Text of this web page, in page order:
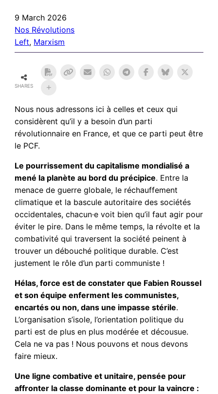
9 March 2026
Nos Révolutions
Left, Marxism
SHARES
Nous nous adressons ici à celles et ceux qui
considèrent qu’il y a besoin d’un parti
révolutionnaire en France, et que ce parti peut être
le PCF.
Le pourrissement du capitalisme mondialisé a
mené la planète au bord du précipice. Entre la
menace de guerre globale, le réchauffement
climatique et la bascule autoritaire des sociétés
occidentales, chacun·e voit bien qu’il faut agir pour
éviter le pire. Dans le même temps, la révolte et la
combativité qui traversent la société peinent à
trouver un débouché politique durable. C’est
justement le rôle d’un parti communiste !
Hélas, force est de constater que Fabien Roussel
et son équipe enferment les communistes,
encartés ou non, dans une impasse stérile.
L’organisation s’isole, l’orientation politique du
parti est de plus en plus modérée et décousue.
Cela ne va pas ! Nous pouvons et nous devons
faire mieux.
Une ligne combative et unitaire, pensée pour
affronter la classe dominante et pour la vaincre :